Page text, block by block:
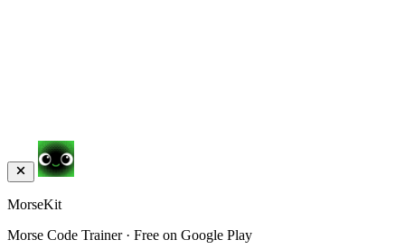
MorseKit
Morse Code Trainer · Free on Google Play